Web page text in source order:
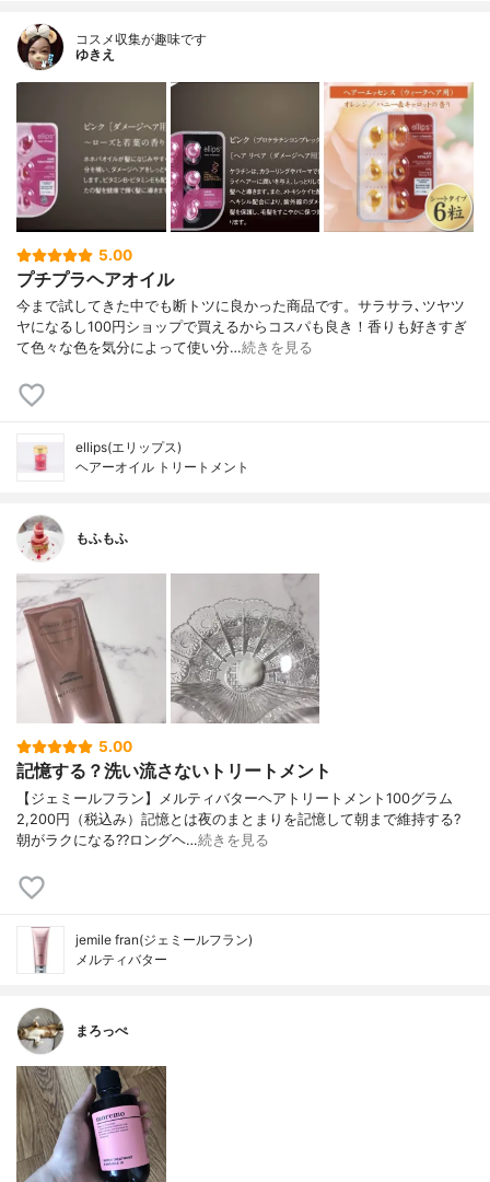
コスメ収集が趣味です
ゆきえ
5.00
プチプラヘアオイル
今まで試してきた中でも断トツに良かった商品です。サラサラ､ツヤツ
ヤになるし100円ショップで買えるからコスパも良き！香りも好きすぎ
て色々な色を気分によって使い分…続きを見る
ellips(エリップス)
ヘアーオイル トリートメント
もふもふ
5.00
記憶する？洗い流さないトリートメント
【ジェミールフラン】メルティバターヘアトリートメント100グラム
2,200円（税込み）記憶とは夜のまとまりを記憶して朝まで維持する?
朝がラクになる??ロングヘ…続きを見る
jemile fran(ジェミールフラン)
メルティバター
まろっぺ